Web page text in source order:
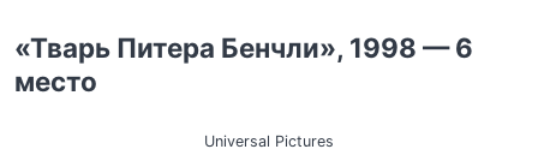
«Тварь Питера Бенчли», 1998 — 6
место
Universal Pictures